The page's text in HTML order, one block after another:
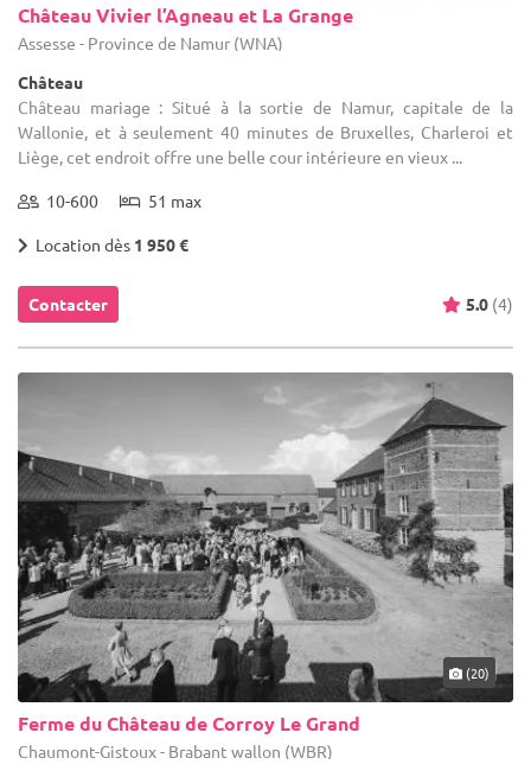
Château Vivier l’Agneau et La Grange
Assesse - Province de Namur (WNA)
Château
Château mariage : Situé à la sortie de Namur, capitale de la
Wallonie, et à seulement 40 minutes de Bruxelles, Charleroi et
Liège, cet endroit offre une belle cour intérieure en vieux ...
10-600 51 max
Location dès 1 950 €
Contacter 5.0 (4)
(20)
Ferme du Château de Corroy Le Grand
Chaumont-Gistoux - Brabant wallon (WBR)